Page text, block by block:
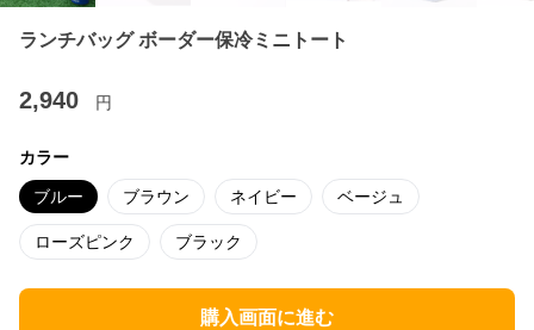
ランチバッグ ボーダー保冷ミニトート
2,940 円
カラー
ブルー ブラウン ネイビー ベージュ
ローズピンク ブラック
購入画面に進む